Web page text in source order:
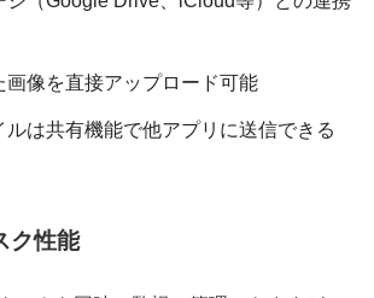
画像を直接アップロード可能
は共有機能で他アプリに送信できる
ク性能